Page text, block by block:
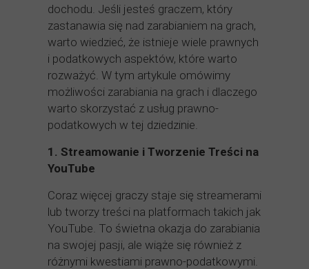
dochodu. Jeśli jesteś graczem, który
zastanawia się nad zarabianiem na grach,
warto wiedzieć, że istnieje wiele prawnych
i podatkowych aspektów, które warto
rozważyć. W tym artykule omówimy
możliwości zarabiania na grach i dlaczego
warto skorzystać z usług prawno-
podatkowych w tej dziedzinie.
1. Streamowanie i Tworzenie Treści na
YouTube
Coraz więcej graczy staje się streamerami
lub tworzy treści na platformach takich jak
YouTube. To świetna okazja do zarabiania
na swojej pasji, ale wiąże się również z
różnymi kwestiami prawno-podatkowymi.